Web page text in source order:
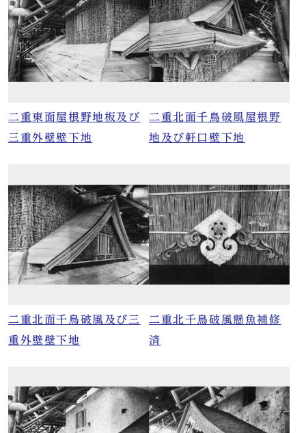
二重東面屋根野地板及び
三重外壁壁下地
二重北面千鳥破風屋根野
地及び軒口壁下地
二重北面千鳥破風及び三
重外壁壁下地
二重北千鳥破風懸魚補修
済